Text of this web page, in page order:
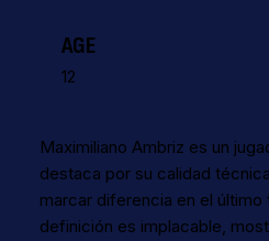
AGE
12
Maximiliano Ambriz es un
destaca por su calidad
marcar diferencia en el
definición es implacable,